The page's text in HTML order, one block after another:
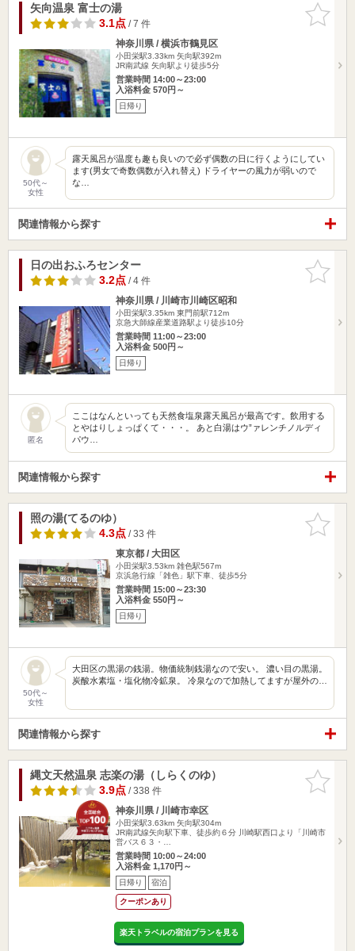
お気に入
りに追加
矢向温泉 富士の湯
3.1点/ 7 件
神奈川県 / 横浜市鶴見区
小田栄駅3.33km 矢向駅392m
JR南武線 矢向駅より徒歩5分
営業時間 14:00～23:00
入浴料金 570円～
日帰り
50代～
女性
露天風呂が温度も趣も良いので必ず偶数の日に行くようにしてい
ます(男女で奇数偶数が入れ替え) ドライヤーの風力が弱いので
な…
関連情報から探す
お気に入
りに追加
日の出おふろセンター
3.2点/ 4 件
神奈川県 / 川崎市川崎区昭和
小田栄駅3.35km 東門前駅712m
京急大師線産業道路駅より徒歩10分
営業時間 11:00～23:00
入浴料金 500円～
日帰り
匿名
ここはなんといっても天然食塩泉露天風呂が最高です。飲用する
とやはりしょっぱくて・・・。 あと白湯はウ”ァレンチノルディ
パウ…
関連情報から探す
お気に入
りに追加
照の湯(てるのゆ）
4.3点/ 33 件
東京都 / 大田区
小田栄駅3.53km 雑色駅567m
京浜急行線「雑色」駅下車、徒歩5分
営業時間 15:00～23:30
入浴料金 550円～
日帰り
50代～
女性
大田区の黒湯の銭湯。物価統制銭湯なので安い。 濃い目の黒湯。
炭酸水素塩・塩化物冷鉱泉。 冷泉なので加熱してますが屋外の…
関連情報から探す
お気に入
りに追加
縄文天然温泉 志楽の湯（しらくのゆ）
3.9点/ 338 件
神奈川県 / 川崎市幸区
小田栄駅3.63km 矢向駅304m
JR南武線矢向駅下車、徒歩約６分 川崎駅西口より「川崎市
営バス６３・…
営業時間 10:00～24:00
入浴料金 1,170円～
日帰り 宿泊
クーポンあり
楽天トラベルの宿泊プランを見る